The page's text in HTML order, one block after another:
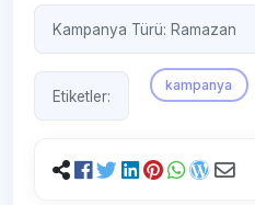
Kampanya Türü: Ramazan
Etiketler:
kampanya